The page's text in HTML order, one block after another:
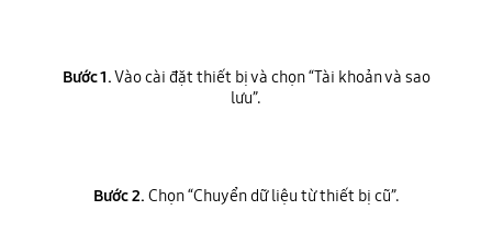
Bước 1.Vào cài đặt thiết bị và chọn “Tài khoản và sao
lưu”.
Bước 2.Chọn “Chuyển dữ liệu từ thiết bị cũ”.